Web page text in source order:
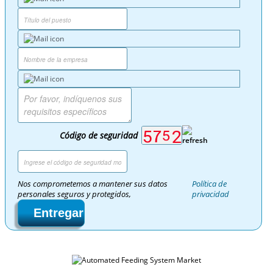
Código de seguridad
Nos comprometemos a mantener sus datos
personales seguros y protegidos,
Política de
privacidad
Entregar